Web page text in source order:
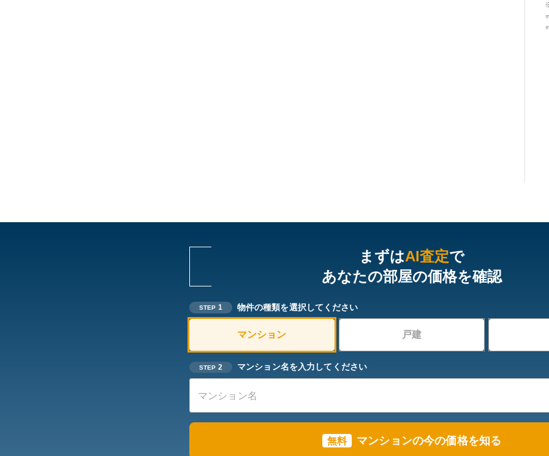
まずはAI査定で
あなたの部屋の価格を確認
STEP 1 物件の種類を選択してください
マンション 戸建
STEP 2 マンション名を入力してください
無料 マンションの今の価格を知る